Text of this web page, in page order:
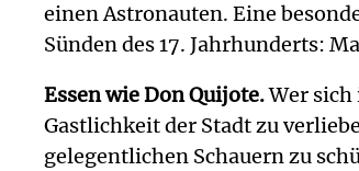
einen Astronauten. Eine
Sünden des 17. Jahrhunderts:
Essen wie Don Quijote.Wer
Gastlichkeit der Stadt zu
gelegentlichen Schauern zu